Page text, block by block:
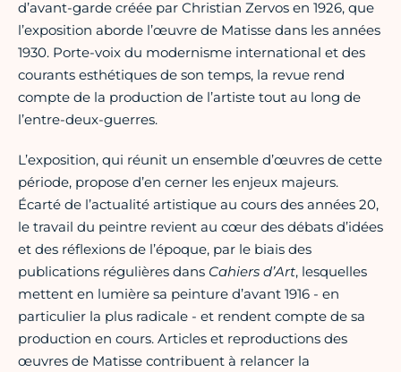
d’avant-garde créée par Christian Zervos en 1926, que
l’exposition aborde l’œuvre de Matisse dans les années
1930. Porte-voix du modernisme international et des
courants esthétiques de son temps, la revue rend
compte de la production de l’artiste tout au long de
l’entre-deux-guerres.
L’exposition, qui réunit un ensemble d’œuvres de cette
période, propose d’en cerner les enjeux majeurs.
Écarté de l’actualité artistique au cours des années 20,
le travail du peintre revient au cœur des débats d’idées
et des réflexions de l’époque, par le biais des
publications régulières dans Cahiers d’Art, lesquelles
mettent en lumière sa peinture d’avant 1916 - en
particulier la plus radicale - et rendent compte de sa
production en cours. Articles et reproductions des
œuvres de Matisse contribuent à relancer la